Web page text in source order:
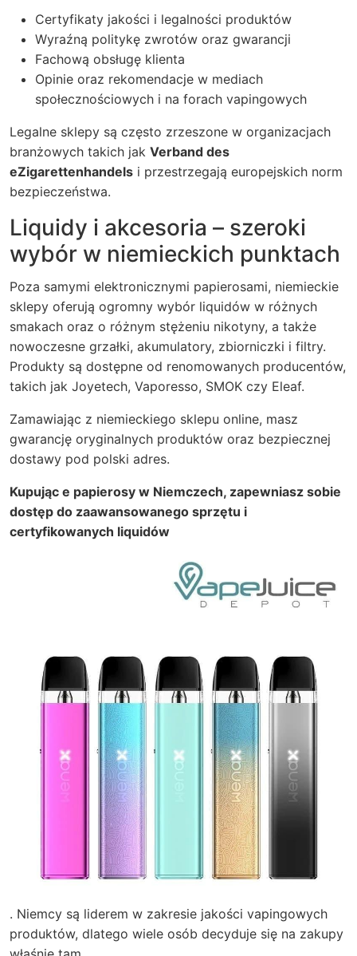
Certyfikaty jakości i legalności produktów
Wyraźną politykę zwrotów oraz gwarancji
Fachową obsługę klienta
Opinie oraz rekomendacje w mediach
społecznościowych i na forach vapingowych
Legalne sklepy są często zrzeszone w organizacjach
branżowych takich jak Verband des
eZigarettenhandels i przestrzegają europejskich norm
bezpieczeństwa.
Liquidy i akcesoria – szeroki
wybór w niemieckich punktach
Poza samymi elektronicznymi papierosami, niemieckie
sklepy oferują ogromny wybór liquidów w różnych
smakach oraz o różnym stężeniu nikotyny, a także
nowoczesne grzałki, akumulatory, zbiorniczki i filtry.
Produkty są dostępne od renomowanych producentów,
takich jak Joyetech, Vaporesso, SMOK czy Eleaf.
Zamawiając z niemieckiego sklepu online, masz
gwarancję oryginalnych produktów oraz bezpiecznej
dostawy pod polski adres.
Kupując e papierosy w Niemczech, zapewniasz sobie
dostęp do zaawansowanego sprzętu i
certyfikowanych liquidów
. Niemcy są liderem w zakresie jakości vapingowych
produktów, dlatego wiele osób decyduje się na zakupy